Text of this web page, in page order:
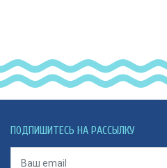
ПОДПИШИТЕСЬ НА РАССЫЛКУ